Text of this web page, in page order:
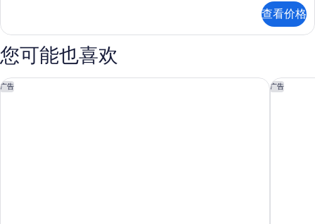
所
有
照
片
息
床
(Mobility
Accessible,
In
张
大
床
(Mobility
Accessible,
Roll-
查看价格
您可能也喜欢
广告
纽瓦克机场希尔顿酒店 广告
拉威瓦